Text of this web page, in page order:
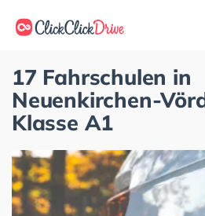
17 Fahrschulen in
Neuenkirchen-
Klasse A1